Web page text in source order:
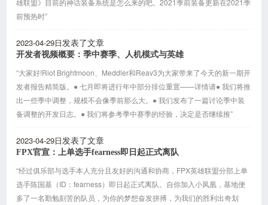
前预热时”
2023-04-29日 发表了文章
开发者视频概要：季中赛季、人机模式与英雄
“大家好!Riot Brightmoon、Meddler和Reav3为大家带来了今天的新一期开
发者报告精简版。● 七月即将进行年中部分排位重置——详情请● 我们将推
出一些季中调整，规模不会像季前那么大。● 我们发布了一篇讨论季中装
备调整的开发日志。● 我们将参考季中赛季的经验，决定是否继续推”
2023-04-29日 发表了文章
FPX官宣：上单选手fearness即日起正式离队
“经过俱乐部与选手本人充分且友好的沟通和协商，FPX英雄联盟分部上单
选手陈国基（ID：fearness）即日起正式离队。自你加入小凤凰，基地便
多了一名勤勉刻苦的队员，为你的梦想奋发拼搏，为我们的胜利出奇划